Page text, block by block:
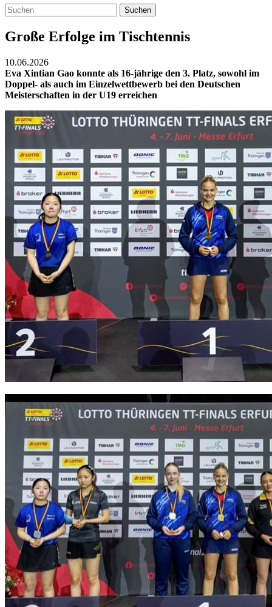
Suchen
Große Erfolge im Tischtennis
10.06.2026
Eva Xintian Gao konnte als 16-jährige den 3. Platz, sowohl im
Doppel- als auch im Einzelwettbewerb bei den Deutschen
Meisterschaften in der U19 erreichen